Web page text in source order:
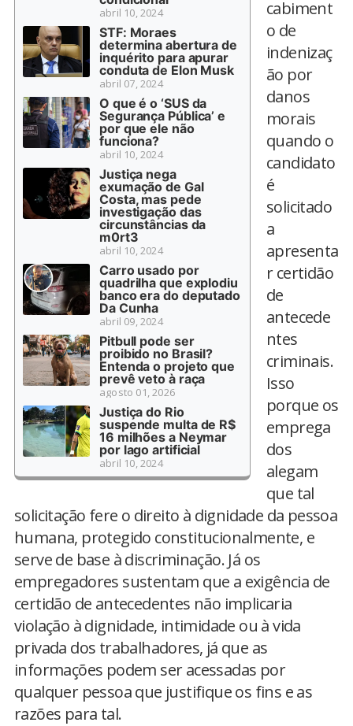
abril 10, 2024
STF: Moraes
determina abertura de
inquérito para apurar
conduta de Elon Musk
abril 07, 2024
O que é o ‘SUS da
Segurança Pública’ e
por que ele não
funciona?
abril 10, 2024
Justiça nega
exumação de Gal
Costa, mas pede
investigação das
circunstâncias da
m0rt3
abril 10, 2024
Carro usado por
quadrilha que explodiu
banco era do deputado
Da Cunha
abril 09, 2024
Pitbull pode ser
proibido no Brasil?
Entenda o projeto que
prevê veto à raça
agosto 01, 2026
Justiça do Rio
suspende multa de R$
16 milhões a Neymar
por lago artificial
abril 10, 2024
cabiment
o de
indenizaç
ão por
danos
morais
quando o
candidato
é
solicitado
a
apresenta
r certidão
de
antecede
ntes
criminais.
Isso
porque os
emprega
dos
alegam
que tal
solicitação fere o direito à dignidade da pessoa
humana, protegido constitucionalmente, e
serve de base à discriminação. Já os
empregadores sustentam que a exigência de
certidão de antecedentes não implicaria
violação à dignidade, intimidade ou à vida
privada dos trabalhadores, já que as
informações podem ser acessadas por
qualquer pessoa que justifique os fins e as
razões para tal.